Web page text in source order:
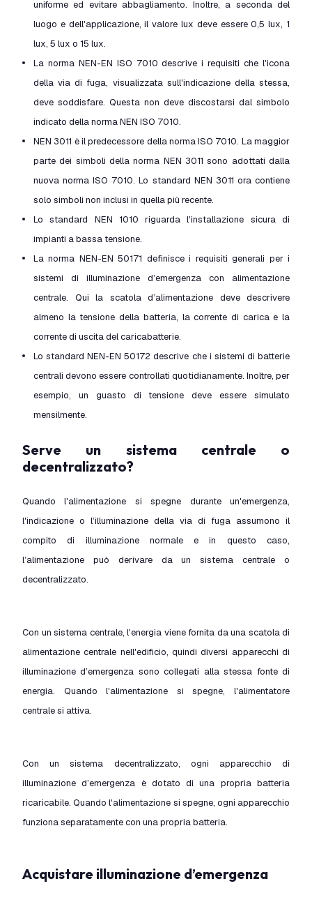
uniforme ed evitare abbagliamento. Inoltre, a seconda del
luogo e dell'applicazione, il valore lux deve essere 0,5 lux, 1
lux, 5 lux o 15 lux.
La norma NEN-EN ISO 7010 descrive i requisiti che l'icona
della via di fuga, visualizzata sull'indicazione della stessa,
deve soddisfare. Questa non deve discostarsi dal simbolo
indicato della norma NEN ISO 7010.
NEN 3011 è il predecessore della norma ISO 7010. La maggior
parte dei simboli della norma NEN 3011 sono adottati dalla
nuova norma ISO 7010. Lo standard NEN 3011 ora contiene
solo simboli non inclusi in quella più recente.
Lo standard NEN 1010 riguarda l'installazione sicura di
impianti a bassa tensione.
La norma NEN-EN 50171 definisce i requisiti generali per i
sistemi di illuminazione d’emergenza con alimentazione
centrale. Qui la scatola d’alimentazione deve descrivere
almeno la tensione della batteria, la corrente di carica e la
corrente di uscita del caricabatterie.
Lo standard NEN-EN 50172 descrive che i sistemi di batterie
centrali devono essere controllati quotidianamente. Inoltre, per
esempio, un guasto di tensione deve essere simulato
mensilmente.
Serve un sistema centrale o
decentralizzato?
Quando l'alimentazione si spegne durante un'emergenza,
l'indicazione o l’illuminazione della via di fuga assumono il
compito di illuminazione normale e in questo caso,
l’alimentazione può derivare da un sistema centrale o
decentralizzato.
Con un sistema centrale, l'energia viene fornita da una scatola di
alimentazione centrale nell'edificio, quindi diversi apparecchi di
illuminazione d’emergenza sono collegati alla stessa fonte di
energia. Quando l'alimentazione si spegne, l'alimentatore
centrale si attiva.
Con un sistema decentralizzato, ogni apparecchio di
illuminazione d’emergenza è dotato di una propria batteria
ricaricabile. Quando l'alimentazione si spegne, ogni apparecchio
funziona separatamente con una propria batteria.
Acquistare illuminazione d’emergenza